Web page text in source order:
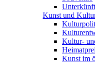
Kunst und
Kultur-
Kunst im